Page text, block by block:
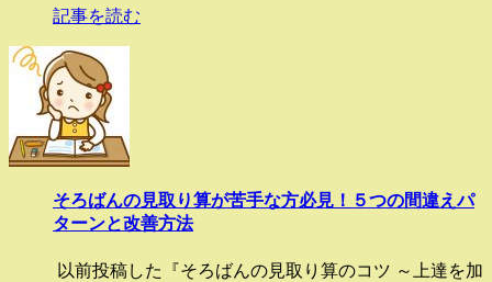
記事を読む
そろばんの見取り算が苦手な方必見！５つの間違えパ
ターンと改善方法
以前投稿した『そろばんの見取り算のコツ ～上達を加